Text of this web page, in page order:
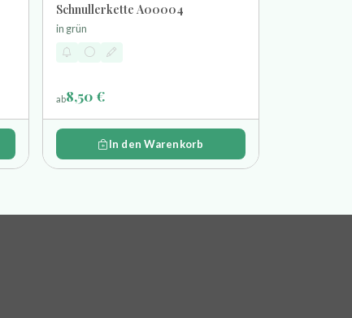
Schnullerkette A00004
in grün
ab8,50 €
In den Warenkorb